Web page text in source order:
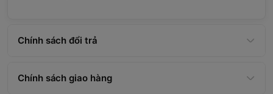
Chính sách đổi trả
Chính sách giao hàng